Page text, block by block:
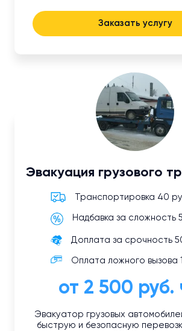
Заказать услугу
Эвакуация грузового
Транспортировка 40
Надбавка за сложность
Доплата за срочность
Оплата ложного вызова
от 2 500 руб.
Эвакуатор грузовых
быструю и безопасную